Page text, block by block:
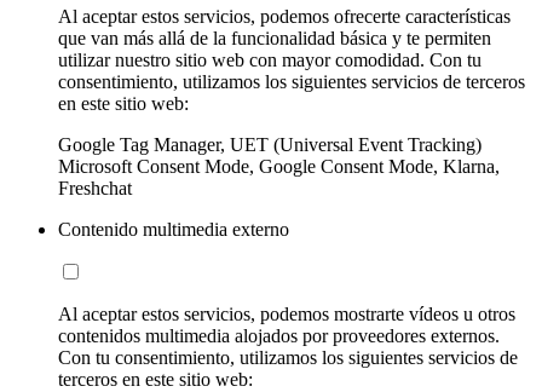
Al aceptar estos servicios, podemos ofrecerte características
que van más allá de la funcionalidad básica y te permiten
utilizar nuestro sitio web con mayor comodidad. Con tu
consentimiento, utilizamos los siguientes servicios de terceros
en este sitio web:
Google Tag Manager, UET (Universal Event Tracking)
Microsoft Consent Mode, Google Consent Mode, Klarna,
Freshchat
Contenido multimedia externo
Al aceptar estos servicios, podemos mostrarte vídeos u otros
contenidos multimedia alojados por proveedores externos.
Con tu consentimiento, utilizamos los siguientes servicios de
terceros en este sitio web: